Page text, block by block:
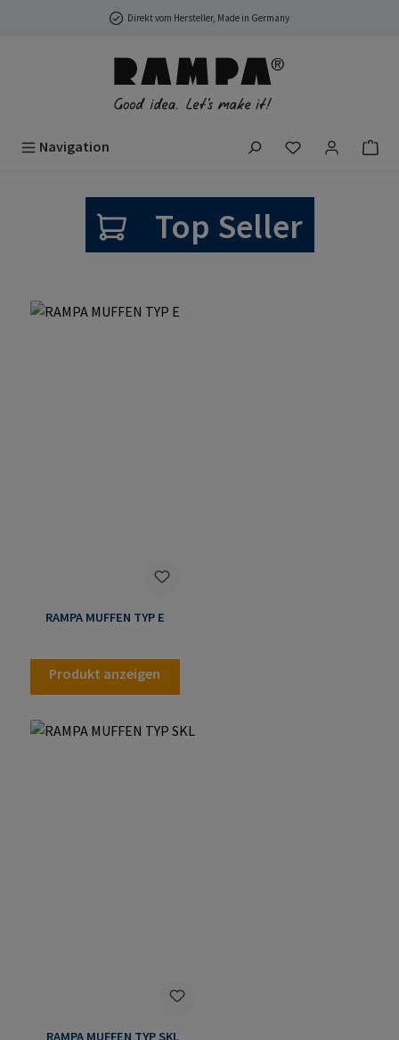
Zum Hauptinhalt springenDirekt vom Hersteller, Made in Germany
Navigation Du hast 0
Top Seller
RAMPA MUFFEN TYP E
Produkt anzeigen
RAMPA MUFFEN TYP SKL